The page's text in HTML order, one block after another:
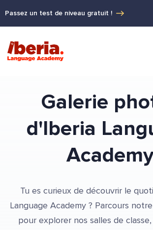
Passez un test de niveau gratuit !
Galerie
d'Iberia
Tu es curieux de découvrir le
Language Academy ? Parcours
pour explorer nos salles de